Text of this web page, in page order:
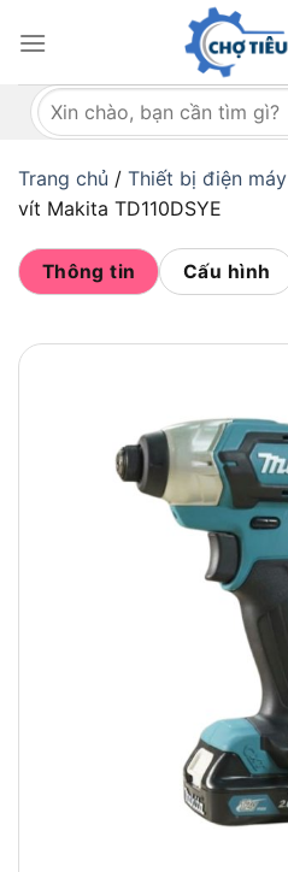
qua
dungTìm
kiếm:
Trang chủ / Thiết bị điện máy
vít Makita TD110DSYE
Thông tin Cấu hình